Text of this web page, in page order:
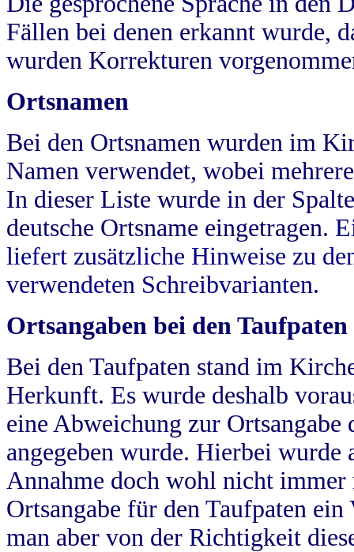
Fällen bei denen erkannt wurde,
wurden Korrekturen
Ortsnamen
Bei den Ortsnamen wurden im
Namen verwendet, wobei
In dieser Liste wurde in der
deutsche Ortsname eingetragen.
liefert zusätzliche Hinweise zu
verwendeten Schreibvarianten.
Ortsangaben bei den Taufpaten
Bei den Taufpaten stand im
Herkunft. Es wurde deshalb
eine Abweichung zur
angegeben wurde. Hierbei wurde
Annahme doch wohl nicht
Ortsangabe für den Taufpaten
man aber von der Richtigkeit